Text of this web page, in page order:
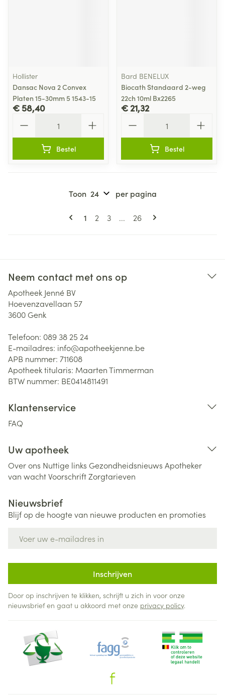
Hollister
Dansac Nova 2 Convex
Platen 15-30mm 5 1543-15
€ 58,40
Bestel
Bard BENELUX
Biocath Standaard 2-weg
22ch 10ml Bx2265
€ 21,32
Bestel
Pagina's
U lees momenteel pagina
1 Pagina
2 Pagina
3 ... Pagina
26
Toon per pagina
Neem contact met ons op
Apotheek Jenné BV
Hoevenzavellaan 57
3600 Genk
Telefoon: 089 38 25 24
E-mailadres: info@apotheekjenne.be
APB nummer: 711608
Apotheek titularis: Maarten Timmerman
BTW nummer: BE0414811491
Klantenservice
FAQ
Uw apotheek
Over ons Nuttige links Gezondheidsnieuws Apotheker
van wachtVoorschriftZorgtarieven
Nieuwsbrief
Blijf op de hoogte van nieuwe producten en promoties
Inschrijven
Door op inschrijven te klikken, schrijft u zich in voor onze
nieuwsbrief en gaat u akkoord met onze privacy policy.